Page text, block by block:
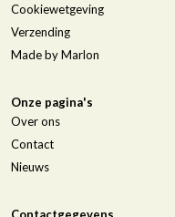
Cookiewetgeving
Verzending
Made by Marlon
Onze pagina's
Over ons
Contact
Nieuws